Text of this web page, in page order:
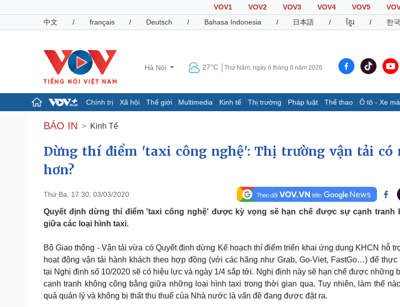
VOV1 VOV2 VOV3 VOV4 VOV5
中文
/ français / Deutsch / Bahasa Indonesia / 日本語 / ខ្មែរ / 한
Hà Nội 27°C Thứ Năm, ngày 6 tháng 8 năm 2026
Chính trị Xã hội Thế giới Multimedia Kinh tế Thị trường Pháp luật Thể thao Ô tô - Xe
Chính trị
Tổ chức nhân sự
Quốc hội
Nhận diện sự thật
Dự báo thời tiết
Giáo dục
Cuộc sống đó đây
Hồ sơ
E-Magazine
Pháp luật
Vụ án
Tin nóng
Quân sự - Quốc phòng
eSports
Hậu trường
Sức khỏe
Dinh dưỡng - món ngon
Cây thuốc
Đời sống
Nhà đẹp
Văn hóa
Sân khấu - Điện ảnh
Giải trí
BÁO IN Kinh Tế
Dừng thí điểm 'taxi công nghệ': Thị trường vận tải có
hơn?
Thứ Ba, 17:30, 03/03/2020
Quyết định dừng thí điểm 'taxi công nghệ' được kỳ vọng sẽ hạn chế được sự cạnh tranh
giữa các loại hình taxi.
Bộ Giao thông - Vận tải vừa có Quyết định dừng Kế hoạch thí điểm triển khai ứng dụng KHCN hỗ
hoạt động vận tải hành khách theo hợp đồng (với các hãng như Grab, Go-Viet, FastGo…) để thực
tại Nghị định số 10/2020 sẽ có hiệu lực và ngày 1/4 sắp tới. Nghị định này sẽ hạn chế được những
cạnh tranh không công bằng giữa những loại hình taxi trong thời gian qua. Tuy nhiên, làm thế
quả quản lý và không bị thất thu thuế của Nhà nước là vấn đề đang được đặt ra.